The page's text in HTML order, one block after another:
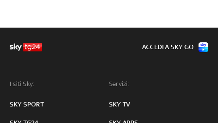
I siti Sky:
SKY SPORT
Servizi:
SKY TV
ACCEDI A SKY GO